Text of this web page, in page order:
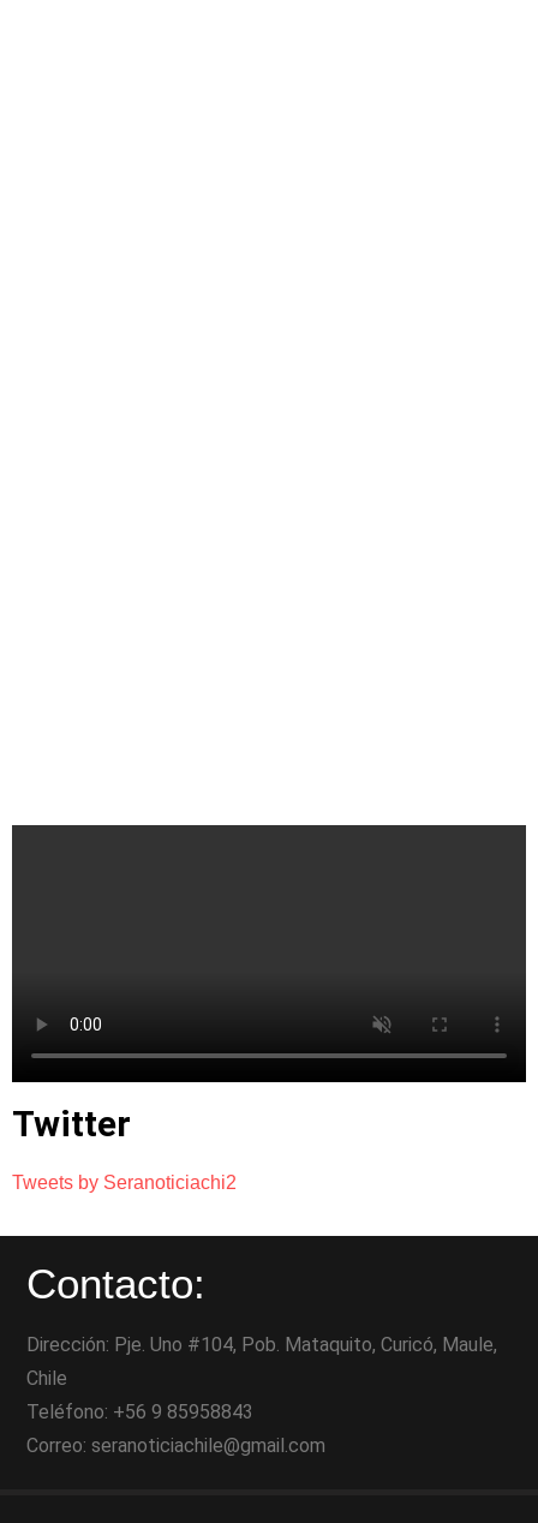
Twitter
Tweets by Seranoticiachi2
Contacto:
Dirección: Pje. Uno #104, Pob. Mataquito, Curicó, Maule,
Chile
Teléfono: +56 9 85958843
Correo: seranoticiachile@gmail.com